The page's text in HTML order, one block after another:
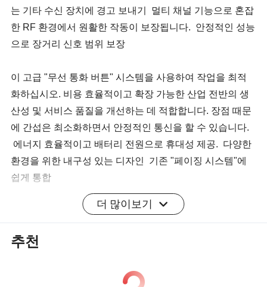
는 기타 수신 장치에 경고 보내기 멀티 채널 기능으로 혼잡
한 RF 환경에서 원활한 작동이 보장됩니다. 안정적인 성능
으로 장거리 신호 범위 보장
이 고급 "무선 통화 버튼" 시스템을 사용하여 작업을 최적
화하십시오. 비용 효율적이고 확장 가능한 산업 전반의 생
산성 및 서비스 품질을 개선하는 데 적합합니다. 장점 때문
에 간섭은 최소화하면서 안정적인 통신을 할 수 있습니다.
에너지 효율적이고 배터리 전원으로 휴대성 제공. 다양한
환경을 위한 내구성 있는 디자인 기존 "페이징 시스템"에
쉽게 통합
제품 응용 프로그램
더 많이보기
추천